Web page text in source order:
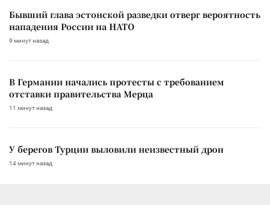
Бывший глава эстонской разведки отверг вероятность
нападения России на НАТО
9 минут назад
В Германии начались протесты с требованием
отставки правительства Мерца
11 минут назад
У берегов Турции выловили неизвестный дрон
14 минут назад